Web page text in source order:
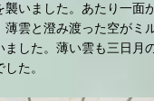
襲いました。あたり一面
雲と澄み渡った空がミ
ました。薄い雲も三日月
た。